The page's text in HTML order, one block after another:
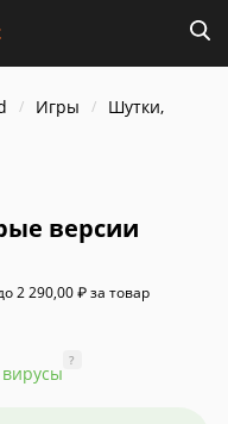
Игры
Шутки,
версии
2 290,00 ₽ за товар
?